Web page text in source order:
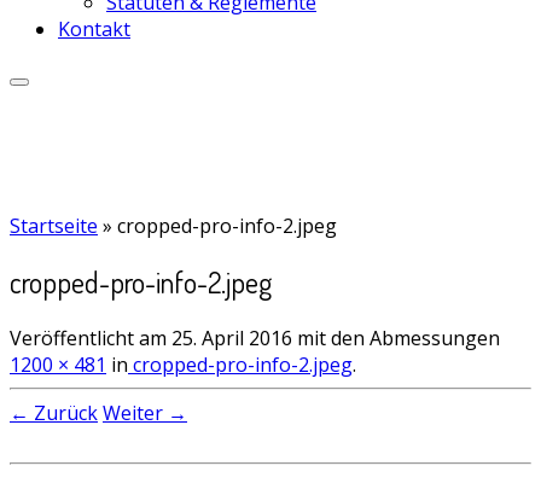
Kontakt
Startseite » cropped-pro-info-2.jpeg
cropped-pro-info-2.jpeg
Veröffentlicht am 25. April 2016 mit den Abmessungen
1200 × 481 in cropped-pro-info-2.jpeg.
← ZurückWeiter →